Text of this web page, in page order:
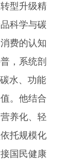
型升级精
科学与碳
费的认知
，系统剖
水、功能
。他结合
养化、轻
托规模化
国民健康